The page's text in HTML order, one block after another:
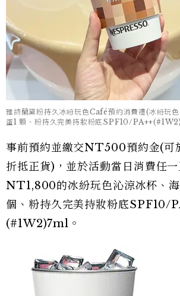
雅詩蘭黛粉持久冰紛玩色Café預約消費禮(冰紛玩
蛋1 顆、粉持久完美持妝粉底SPF10/
事前預約並繳交NT500預約金(可
折抵正貨)，並於活動當日消費任
NT1,800的冰紛玩色沁涼冰杯、
個、粉持久完美持妝粉底SPF10/
(#1W2)7ml。